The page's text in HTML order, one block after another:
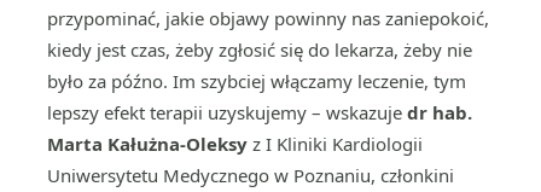
przypominać, jakie objawy powinny nas zaniepokoić,
kiedy jest czas, żeby zgłosić się do lekarza, żeby nie
było za późno. Im szybciej włączamy leczenie, tym
lepszy efekt terapii uzyskujemy – wskazuje dr hab.
Marta Kałużna-Oleksy z I Kliniki Kardiologii
Uniwersytetu Medycznego w Poznaniu, członkini